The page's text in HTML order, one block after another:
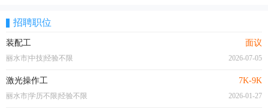
招聘职位
装配工 面议
丽水市|中技|经验不限 2026-07-05
激光操作工 7K-9K
丽水市|学历不限|经验不限 2026-01-27